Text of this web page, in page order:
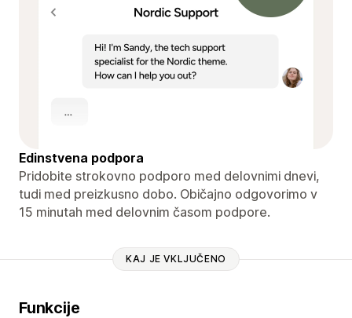
Edinstvena podpora
Pridobite strokovno podporo med delovnimi dnevi,
tudi med preizkusno dobo. Običajno odgovorimo v
15 minutah med delovnim časom podpore.
KAJ JE VKLJUČENO
Funkcije